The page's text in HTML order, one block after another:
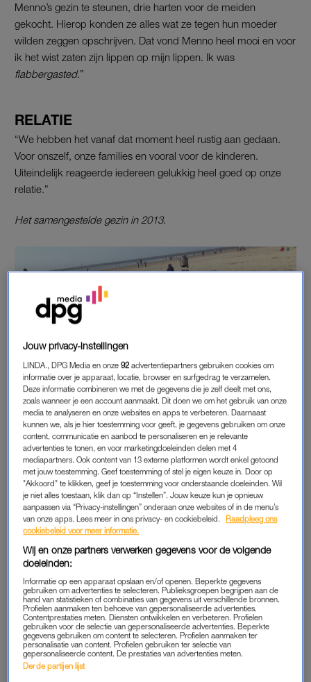
Menno’s gezin te steunen, drie harten voor de meiden
gekocht. Hierop konden ze alles wat ze tegen hun moeder
wilden zeggen opschrijven. Dat vond Menno heel mooi en voor
ik het wist zaten zijn lippen op mijn lippen. Ik was
flabbergasted.”
RELATIE
“We hebben het vanaf dat moment heel rustig aan gedaan.
Voor onszelf, onze families en vooral voor de kinderen.
Uiteindelijk reageerde iedereen gelukkig heel goed op onze
relatie.”
Het samengestelde gezin in 2013.
Lees ook
Stiefmoeders over hun leven in een samengesteld
Jouw privacy-instellingen
LINDA., DPG Media en onze92 advertentiepartners gebruiken cookies om
informatie over je apparaat, locatie, browser en surfgedrag te verzamelen.
Deze informatie combineren we met de gegevens die je zelf deelt met ons,
zoals wanneer je een account aanmaakt. Dit doen we om het gebruik van onze
media te analyseren en onze websites en apps te verbeteren. Daarnaast
kunnen we, als je hier toestemming voor geeft, je gegevens gebruiken om onze
content, communicatie en aanbod te personaliseren en je relevante
advertenties te tonen, en voor marketingdoeleinden delen met 4
mediapartners. Ook content van 13 externe platformen wordt enkel getoond
met jouw toestemming. Geef toestemming of stel je eigen keuze in. Door op
"Akkoord" te klikken, geef je toestemming voor onderstaande doeleinden. Wil
je niet alles toestaan, klik dan op “Instellen”. Jouw keuze kun je opnieuw
aanpassen via “Privacy-instellingen” onderaan onze websites of in de menu’s
van onze apps. Lees meer in ons privacy- en cookiebeleid.
Raadpleeg ons
cookiebeleid voor meer informatie.
Wij en onze partners verwerken gegevens voor de volgende
doeleinden:
Informatie op een apparaat opslaan en/of openen. Beperkte gegevens
gebruiken om advertenties te selecteren. Publieksgroepen begrijpen aan de
hand van statistieken of combinaties van gegevens uit verschillende bronnen.
Profielen aanmaken ten behoeve van gepersonaliseerde advertenties.
Contentprestaties meten. Diensten ontwikkelen en verbeteren. Profielen
gebruiken voor de selectie van gepersonaliseerde advertenties. Beperkte
gegevens gebruiken om content te selecteren. Profielen aanmaken ter
personalisatie van content. Profielen gebruiken ter selectie van
gepersonaliseerde content. De prestaties van advertenties meten.
Derde partijen lijst